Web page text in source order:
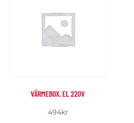
VÄRMEBOX, EL 220V
494kr